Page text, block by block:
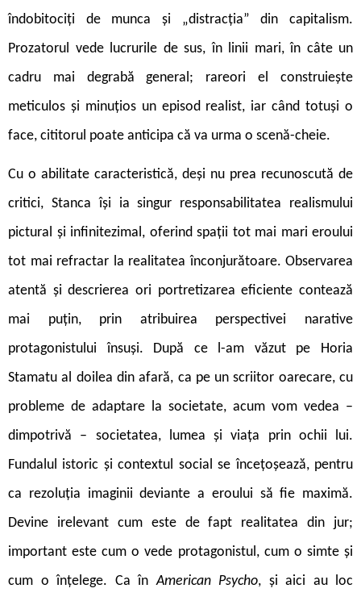
îndobitociți de munca și „distracția” din capitalism.
Prozatorul vede lucrurile de sus, în linii mari, în câte un
cadru mai degrabă general; rareori el construiește
meticulos și minuțios un episod realist, iar când totuși o
face, cititorul poate anticipa că va urma o scenă-cheie.
Cu o abilitate caracteristică, deși nu prea recunoscută de
critici, Stanca își ia singur responsabilitatea realismului
pictural și infinitezimal, oferind spații tot mai mari eroului
tot mai refractar la realitatea înconjurătoare. Observarea
atentă și descrierea ori portretizarea eficiente contează
mai puțin, prin atribuirea perspectivei narative
protagonistului însuși. După ce l-am văzut pe Horia
Stamatu al doilea din afară, ca pe un scriitor oarecare, cu
probleme de adaptare la societate, acum vom vedea –
dimpotrivă – societatea, lumea și viața prin ochii lui.
Fundalul istoric și contextul social se încețoșează, pentru
ca rezoluția imaginii deviante a eroului să fie maximă.
Devine irelevant cum este de fapt realitatea din jur;
important este cum o vede protagonistul, cum o simte și
cum o înțelege. Ca înAmerican Psycho, și aici au loc